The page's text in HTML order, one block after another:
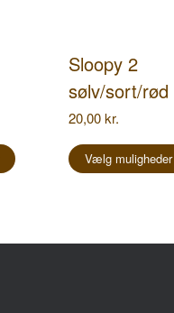
vare
kan
Sloopy 2
sølv/sort/rød
20,00kr.
Vælg muligheder